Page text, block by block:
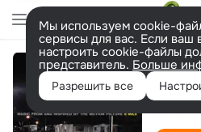
Мы используем cookie-
сервисы для вас. Если ваш
настроить cookie-файлы
представитель. Больше
Разрешить все